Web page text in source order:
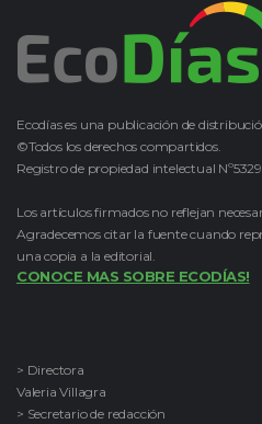
Ecodías es una publicación de
©Todos los derechos compartidos.
Registro de propiedad intelectual
Los artículos firmados no reflejan
Agradecemos citar la fuente cuando
una copia a la editorial.
CONOCE MAS SOBRE ECODÍAS!
> Directora
Valeria Villagra
> Secretario de redacción